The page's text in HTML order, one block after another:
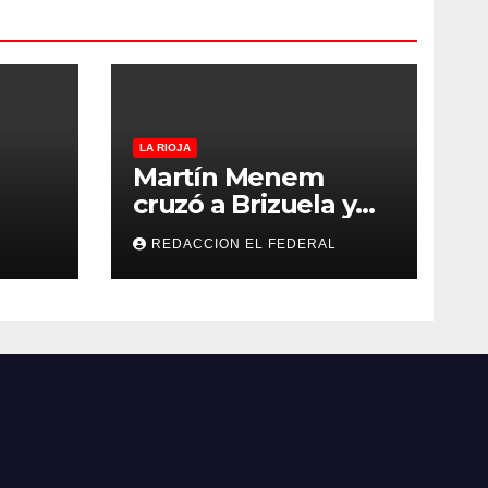
LA RIOJA
Martín Menem
cruzó a Brizuela y
Doria por los
incendios en
Guanchín: “Miente
REDACCION EL FEDERAL